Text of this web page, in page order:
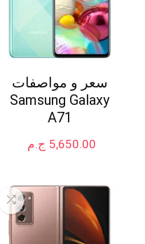
سعر و مواصفات
Samsung Galaxy
A71
ج.م 5,650.00